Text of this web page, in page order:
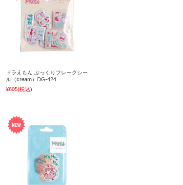
ドラえもん ぷっくりフレークシー
ル（cream）DG-424
¥605(税込)